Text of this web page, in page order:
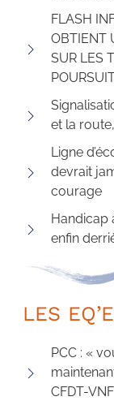
FLASH
OBTIENT
SUR LES
et la
Ligne
devrait
courage
Handicap
enfin
LES
PCC : «
CFDT-